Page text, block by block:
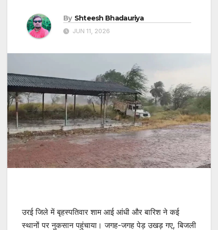
By Shteesh Bhadauriya
JUN 11, 2026
उरई जिले में बृहस्पतिवार शाम आई आंधी और बारिश ने कई
स्थानों पर नुकसान पहुंचाया। जगह-जगह पेड़ उखड़ गए, बिजली